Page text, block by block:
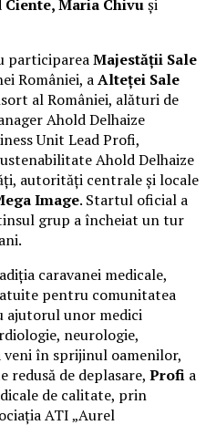
Maria Chivuși
participareaMajestății Sale
României, aAlteței Sale
al României, alături de
Ahold Delhaize
Unit Lead Profi,
Ahold Delhaize
autorități centrale și locale
Image. Startul oficial a
grup a încheiat un tur
caravanei medicale,
pentru comunitatea
ajutorul unor medici
neurologie,
veni în sprijinul oamenilor,
redusă de deplasare, Profi a
de calitate, prin
ATI „Aurel